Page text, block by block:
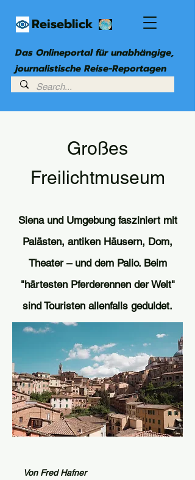
Reiseblick
Das Onlineportal für unabhängige,
journalistische Reise-Reportagen
Großes
Freilichtmuseum
Siena und Umgebung fasziniert mit
Palästen, antiken Häusern, Dom,
Theater – und dem Palio. Beim
"härtesten Pferderennen der Welt"
sind Touristen allenfalls geduldet.
Von Fred Hafner